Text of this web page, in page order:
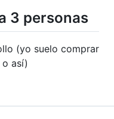
3 personas
(yo suelo comprar
así)